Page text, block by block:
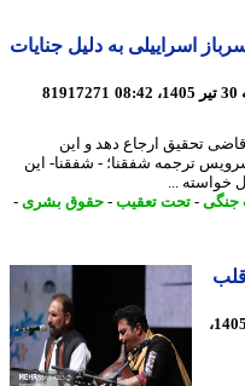
اسراییلی به دلیل جنایات
81917271
تحقیق ارجاع دهد و این
ترجمه شفقنا؛ - شفقنا- این
...
-تحت تعقیب-حقوق بشری-
20 روز پیش - شنبه 27 تیر 1405،